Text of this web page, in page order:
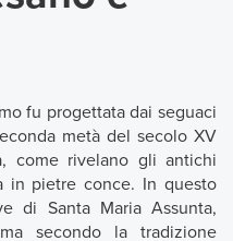
fu progettata dai seguaci
metà del secolo XV
come rivelano gli antichi
in pietre conce. In questo
di Santa Maria Assunta,
secondo la tradizione